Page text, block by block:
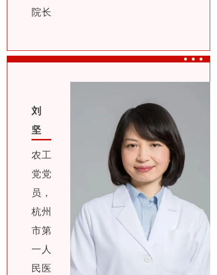
院长
刘
坚
农工
党党
员，
杭州
市第
一人
民医